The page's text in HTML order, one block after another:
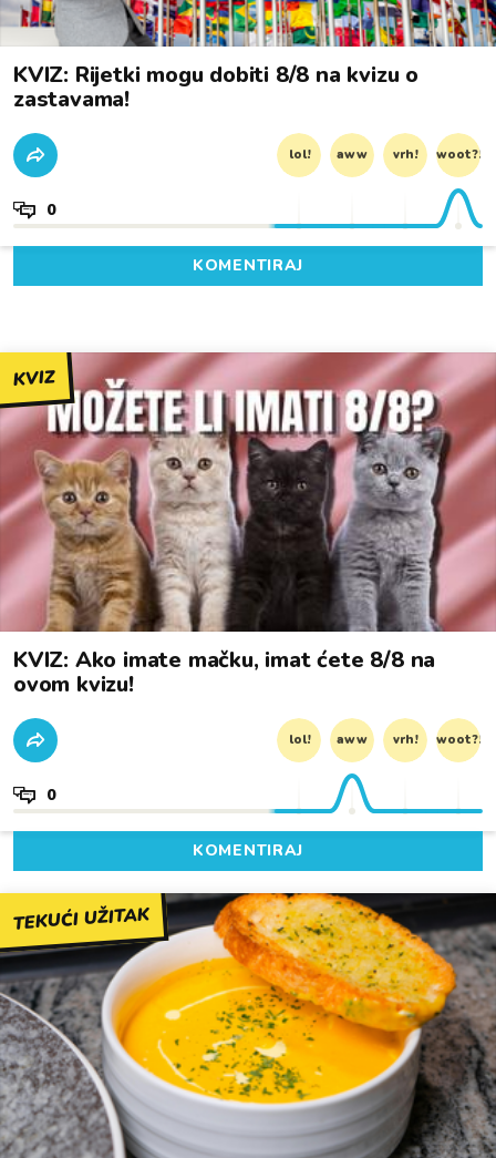
KVIZ: Rijetki mogu dobiti 8/8 na kvizu o
zastavama!
lol! aww vrh! woot?!
0
KOMENTIRAJ
KVIZ
KVIZ: Ako imate mačku, imat ćete 8/8 na
ovom kvizu!
lol! aww vrh! woot?!
0
KOMENTIRAJ
TEKUĆI UŽITAK